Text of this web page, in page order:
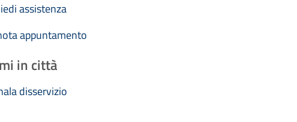
assistenza
appuntamento
in città
disservizio